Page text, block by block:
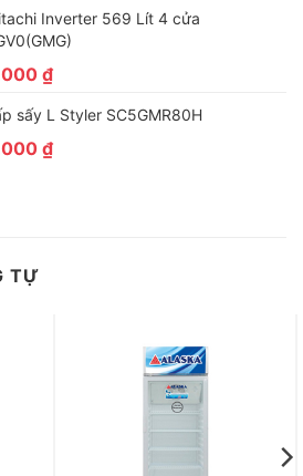
xe thuận tiện cho việc di chuyển
lượng lớn, tủ đông gây nhiều khó
được thiết kế với hệ thống đèn LED
sáng toàn bộ các góc khuất
Inverter 569 Lít 4 cửa
₫
sấy L Styler SC5GMR80H
₫
TỰ